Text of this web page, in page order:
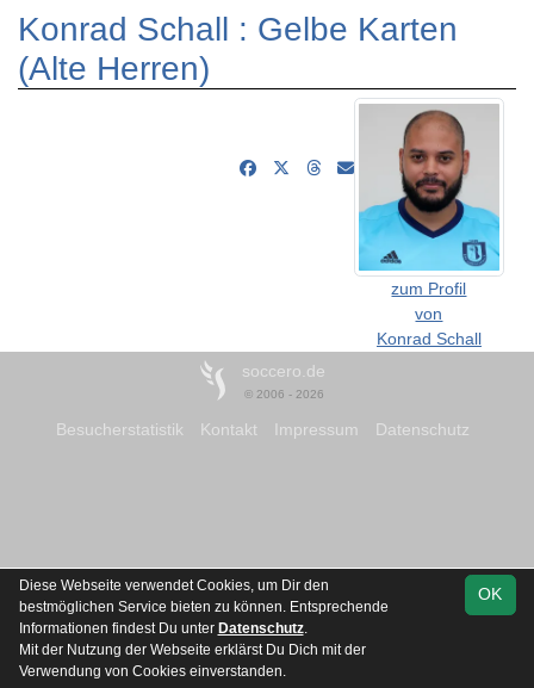
Konrad Schall : Gelbe Karten
(Alte Herren)
zum Profil
von
Konrad Schall
soccero.de
© 2006 - 2026
Besucherstatistik Kontakt Impressum Datenschutz
OK
Diese Webseite verwendet Cookies, um Dir den
bestmöglichen Service bieten zu können. Entsprechende
Informationen findest Du unter Datenschutz.
Mit der Nutzung der Webseite erklärst Du Dich mit der
Verwendung von Cookies einverstanden.